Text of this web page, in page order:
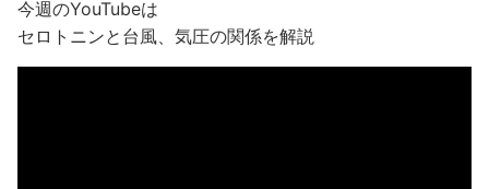
今週のYouTubeは
セロトニンと台風、気圧の関係を解説